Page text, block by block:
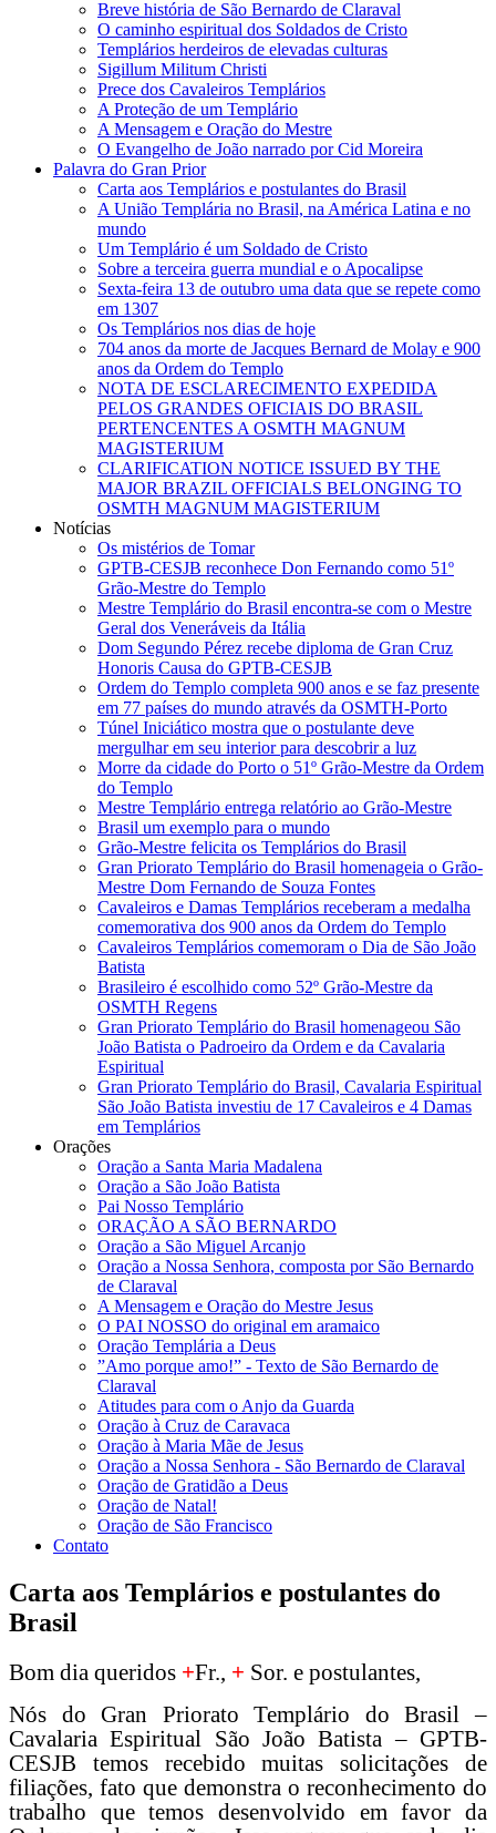
Breve história de São Bernardo de Claraval
O caminho espiritual dos Soldados de Cristo
Templários herdeiros de elevadas culturas
Sigillum Militum Christi
Prece dos Cavaleiros Templários
A Proteção de um Templário
A Mensagem e Oração do Mestre
O Evangelho de João narrado por Cid Moreira
Palavra do Gran Prior
Carta aos Templários e postulantes do Brasil
A União Templária no Brasil, na América Latina e no
mundo
Um Templário é um Soldado de Cristo
Sobre a terceira guerra mundial e o Apocalipse
Sexta-feira 13 de outubro uma data que se repete como
em 1307
Os Templários nos dias de hoje
704 anos da morte de Jacques Bernard de Molay e 900
anos da Ordem do Templo
NOTA DE ESCLARECIMENTO EXPEDIDA
PELOS GRANDES OFICIAIS DO BRASIL
PERTENCENTES A OSMTH MAGNUM
MAGISTERIUM
CLARIFICATION NOTICE ISSUED BY THE
MAJOR BRAZIL OFFICIALS BELONGING TO
OSMTH MAGNUM MAGISTERIUM
Notícias
Os mistérios de Tomar
GPTB-CESJB reconhece Don Fernando como 51º
Grão-Mestre do Templo
Mestre Templário do Brasil encontra-se com o Mestre
Geral dos Veneráveis da Itália
Dom Segundo Pérez recebe diploma de Gran Cruz
Honoris Causa do GPTB-CESJB
Ordem do Templo completa 900 anos e se faz presente
em 77 países do mundo através da OSMTH-Porto
Túnel Iniciático mostra que o postulante deve
mergulhar em seu interior para descobrir a luz
Morre da cidade do Porto o 51º Grão-Mestre da Ordem
do Templo
Mestre Templário entrega relatório ao Grão-Mestre
Brasil um exemplo para o mundo
Grão-Mestre felicita os Templários do Brasil
Gran Priorato Templário do Brasil homenageia o Grão-
Mestre Dom Fernando de Souza Fontes
Cavaleiros e Damas Templários receberam a medalha
comemorativa dos 900 anos da Ordem do Templo
Cavaleiros Templários comemoram o Dia de São João
Batista
Brasileiro é escolhido como 52º Grão-Mestre da
OSMTH Regens
Gran Priorato Templário do Brasil homenageou São
João Batista o Padroeiro da Ordem e da Cavalaria
Espiritual
Gran Priorato Templário do Brasil, Cavalaria Espiritual
São João Batista investiu de 17 Cavaleiros e 4 Damas
em Templários
Orações
Oração a Santa Maria Madalena
Oração a São João Batista
Pai Nosso Templário
ORAÇÃO A SÃO BERNARDO
Oração a São Miguel Arcanjo
Oração a Nossa Senhora, composta por São Bernardo
de Claraval
A Mensagem e Oração do Mestre Jesus
O PAI NOSSO do original em aramaico
Oração Templária a Deus
”Amo porque amo!” - Texto de São Bernardo de
Claraval
Atitudes para com o Anjo da Guarda
Oração à Cruz de Caravaca
Oração à Maria Mãe de Jesus
Oração a Nossa Senhora - São Bernardo de Claraval
Oração de Gratidão a Deus
Oração de Natal!
Oração de São Francisco
Contato
Carta aos Templários e postulantes do
Brasil
Bom dia queridos +Fr., + Sor. e postulantes,
Nós do Gran Priorato Templário do Brasil –
Cavalaria Espiritual São João Batista – GPTB-
CESJB temos recebido muitas solicitações de
filiações, fato que demonstra o reconhecimento do
trabalho que temos desenvolvido em favor da